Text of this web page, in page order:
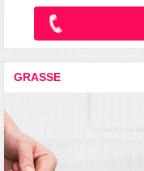
GRASSE